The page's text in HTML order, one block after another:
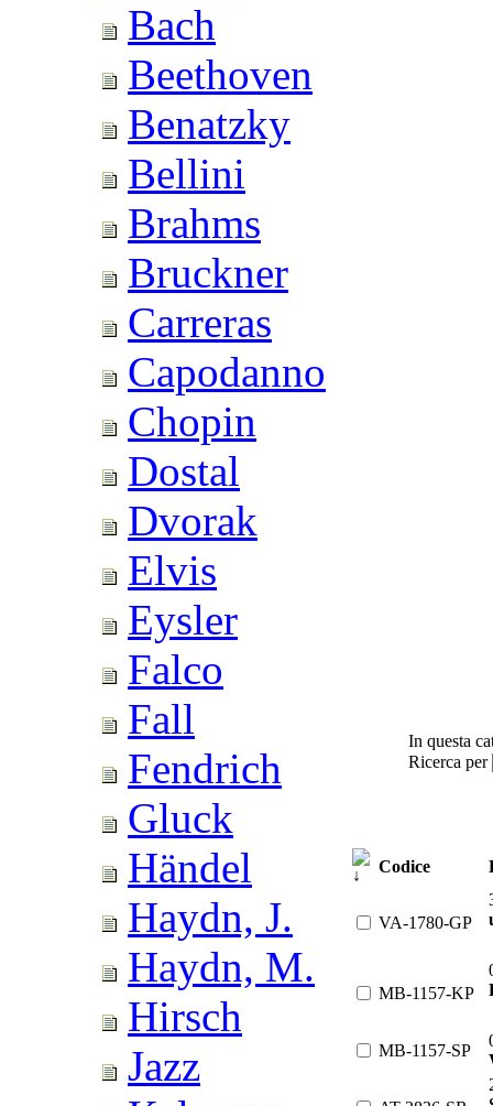
Bach
Beethoven
Benatzky
Bellini
Brahms
Bruckner
Carreras
Capodanno
Chopin
Dostal
Dvorak
Elvis
Eysler
Falco
Fall
Fendrich
Gluck
Händel
Haydn, J.
Haydn, M.
Hirsch
Jazz
In questa
Ricerca per
Codice
VA-1780-GP
MB-1157-KP
MB-1157-SP